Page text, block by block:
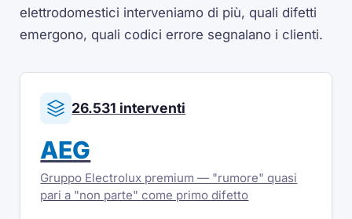
elettrodomestici interveniamo di più, quali difetti
emergono, quali codici errore segnalano i clienti.
26.531 interventi
AEG
Gruppo Electrolux premium — "rumore" quasi
pari a "non parte" come primo difetto